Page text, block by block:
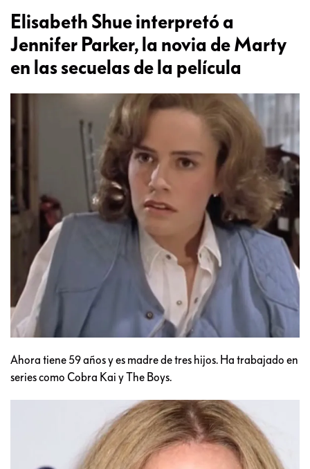
Elisabeth Shue interpretó a
Jennifer Parker, la novia de Marty
en las secuelas de la película
Ahora tiene 59 años y es madre de tres hijos. Ha trabajado en
series como Cobra Kai y The Boys.